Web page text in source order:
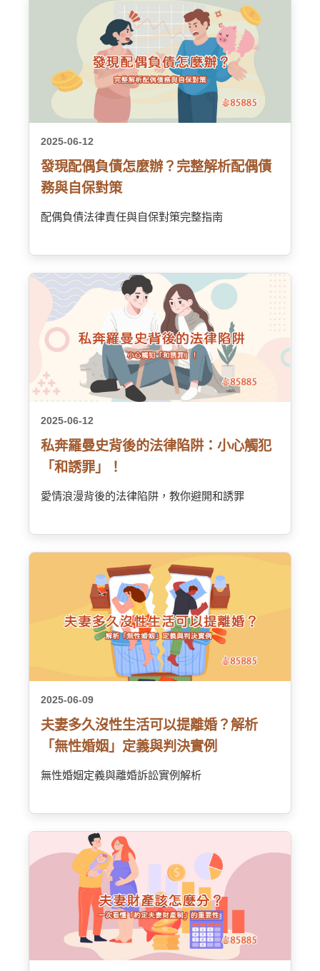
2025-06-12
發現配偶負債怎麼辦？完整解析配偶債
務與自保對策
配偶負債法律責任與自保對策完整指南
2025-06-12
私奔羅曼史背後的法律陷阱：小心觸犯
「和誘罪」！
愛情浪漫背後的法律陷阱，教你避開和誘罪
2025-06-09
夫妻多久沒性生活可以提離婚？解析
「無性婚姻」定義與判決實例
無性婚姻定義與離婚訴訟實例解析